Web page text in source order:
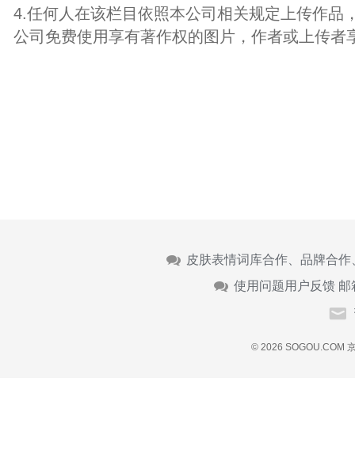
4.任何人在该栏目依照本公司相关规定上传作品
公司免费使用享有著作权的图片，作者或上传者
皮肤表情词库合作、品牌合
使用问题用户反馈 邮
© 2026 SOGOU.COM